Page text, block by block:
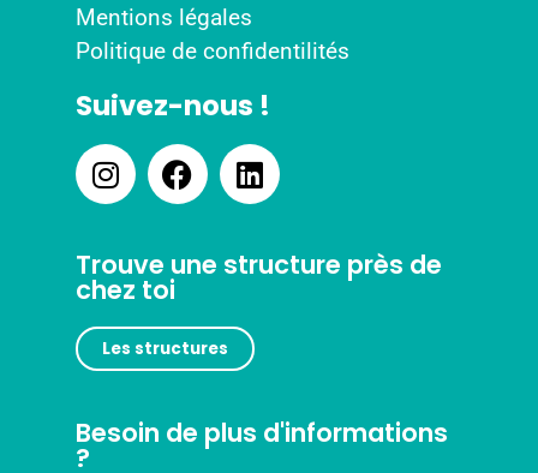
Mentions légales
Politique de confidentilités
Suivez-nous !
Trouve une structure près de
chez toi
Les structures
Besoin de plus d'informations
?